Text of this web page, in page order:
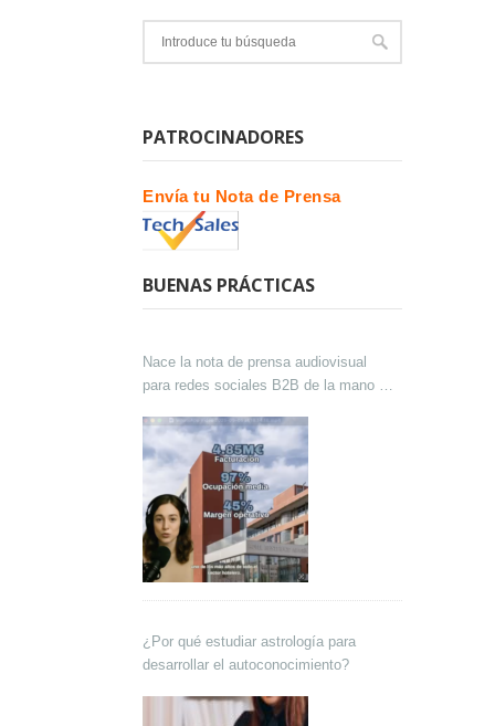
PATROCINADORES
Envía tu Nota de Prensa
BUENAS PRÁCTICAS
Nace la nota de prensa audiovisual
para redes sociales B2B de la mano de
¿Por qué estudiar astrología para
desarrollar el autoconocimiento?